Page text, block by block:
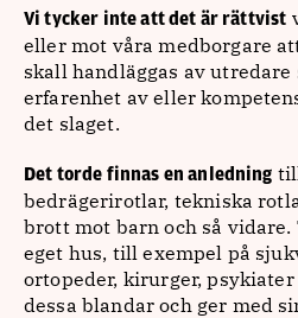
Vi tycker inte att det är rättvist
eller mot våra medborgare
skall handläggas av
erfarenhet av eller
det slaget.
Det torde finnas en anledning
bedrägerirotlar, tekniska
brott mot barn och så
eget hus, till exempel på
ortopeder, kirurger,
dessa blandar och ger med